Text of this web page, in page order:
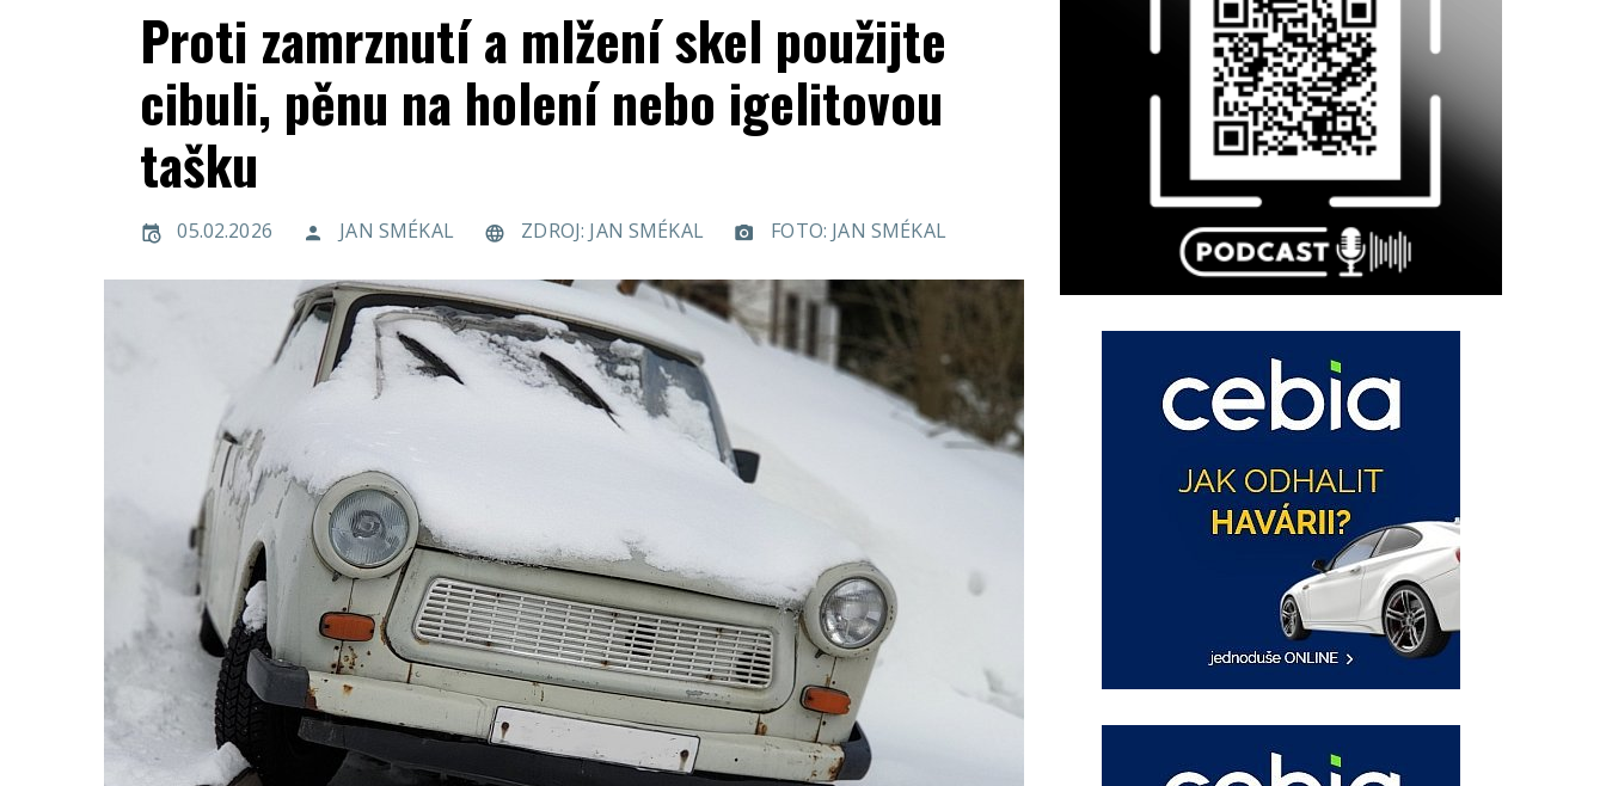
Proti zamrznutí a mlžení skel použijte
cibuli, pěnu na holení nebo igelitovou
tašku
05.02.2026 JAN SMÉKAL ZDROJ: JAN SMÉKAL FOTO: JAN SMÉKAL